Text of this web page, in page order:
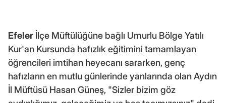
Efeler İlçe Müftülüğüne bağlı Umurlu Bölge Yatılı
Kur'an Kursunda hafızlık eğitimini tamamlayan
öğrencileri imtihan heyecanı sararken, genç
hafızların en mutlu günlerinde yanlarında olan Aydın
İl Müftüsü Hasan Güneş, "Sizler bizim göz